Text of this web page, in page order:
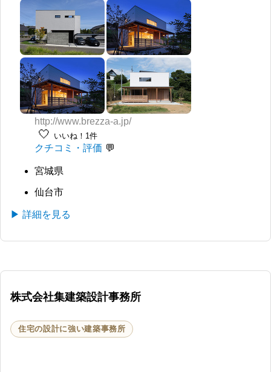
http://www.brezza-a.jp/
🤍 いいね！1件
クチコミ・評価
宮城県
仙台市
▶ 詳細を見る
株式会社集建築設計事務所
住宅の設計に強い建築事務所